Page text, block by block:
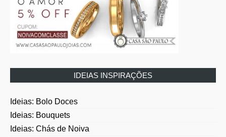
IDEIAS INSPIRAÇÕES
Ideias: Bolo Doces
Ideias: Bouquets
Ideias: Chás de Noiva